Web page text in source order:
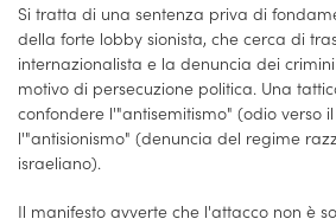
Si tratta di una sentenza priva di
della forte lobby sionista, che cerca di
internazionalista e la denuncia dei
motivo di persecuzione politica. Una
confondere l'"antisemitismo" (odio verso
l'"antisionismo" (denuncia del regime
israeliano).
Il manifesto avverte che l'attacco non è